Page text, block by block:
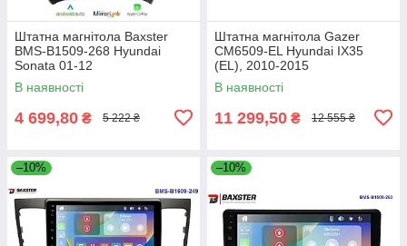
Штатна магнітола Baxster
BMS-B1509-268 Hyundai
Sonata 01-12
В наявності
4 699,80 ₴ 5 222 ₴
Штатна магнітола Gazer
CM6509-EL Hyundai IX35
(EL), 2010-2015
В наявності
11 299,50 ₴ 12 555 ₴
–10% –10%